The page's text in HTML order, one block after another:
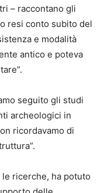
– raccontano gli
resi conto subito del
e modalità
antico e poteva
seguito gli studi
archeologici in
ricordavamo di
ricerche, ha potuto